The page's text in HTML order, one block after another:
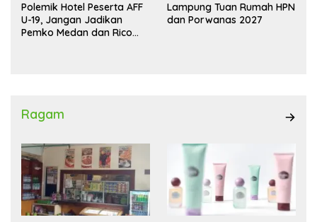
Polemik Hotel Peserta AFF
U-19, Jangan Jadikan
Pemko Medan dan Rico
Lampung Tuan Rumah HPN
dan Porwanas 2027
Ragam